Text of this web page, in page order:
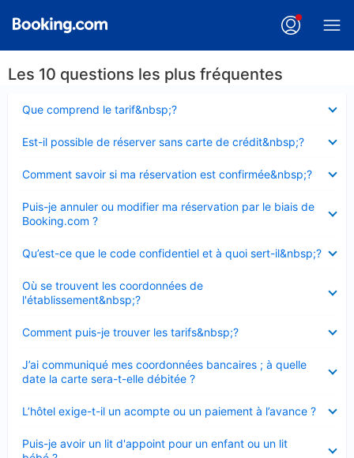
Les 10 questions les plus fréquentes
Que comprend le tarif&nbsp;?
fermé
Est-il possible de réserver sans carte de crédit&nbsp;?
fermé
Comment savoir si ma réservation est confirmée&nbsp;?
fermé
Puis-je annuler ou modifier ma réservation par le biais de
Booking.com ?
fermé
Qu’est-ce que le code confidentiel et à quoi sert-il&nbsp;?
fermé
Où se trouvent les coordonnées de
l'établissement&nbsp;?
fermé
Comment puis-je trouver les tarifs&nbsp;?
fermé
J’ai communiqué mes coordonnées bancaires ; à quelle
date la carte sera-t-elle débitée ?
fermé
L’hôtel exige-t-il un acompte ou un paiement à l’avance ?
fermé
Puis-je avoir un lit d'appoint pour un enfant ou un lit
fermé